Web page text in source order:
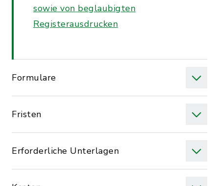
sowie von beglaubigten
Registerausdrucken
Formulare
Fristen
Erforderliche Unterlagen